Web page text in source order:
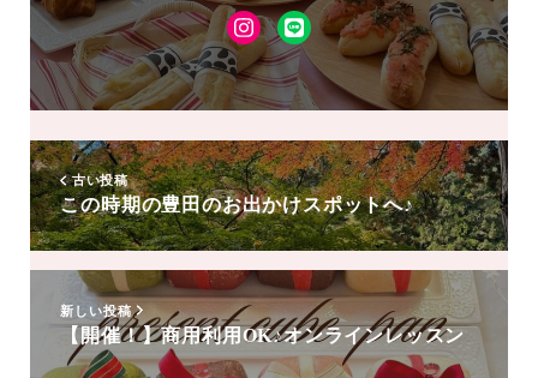
Instagram
LINE
友
達
追
加
古い投稿
この時期の豊田のお出かけスポットへ♪
新しい投稿
【開催！】商用利用OK♪オンラインレッスン